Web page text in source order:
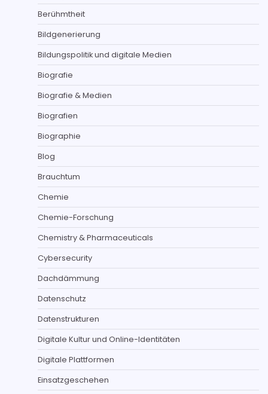
Berühmtheit
Bildgenerierung
Bildungspolitik und digitale Medien
Biografie
Biografie & Medien
Biografien
Biographie
Blog
Brauchtum
Chemie
Chemie-Forschung
Chemistry & Pharmaceuticals
Cybersecurity
Dachdämmung
Datenschutz
Datenstrukturen
Digitale Kultur und Online-Identitäten
Digitale Plattformen
Einsatzgeschehen